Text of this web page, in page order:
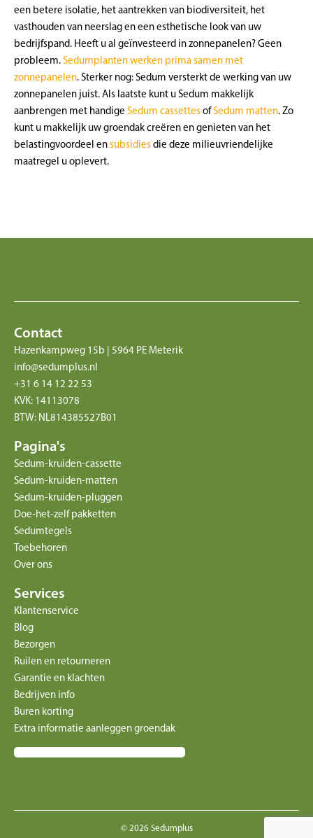
een betere isolatie, het aantrekken van biodiversiteit, het
vasthouden van neerslag en een esthetische look van uw
bedrijfspand. Heeft u al geïnvesteerd in zonnepanelen? Geen
probleem.Sedumplanten werken prima samen met
zonnepanelen. Sterker nog: Sedum versterkt de werking van uw
zonnepanelen juist. Als laatste kunt u Sedum makkelijk
aanbrengen met handige Sedum cassettesofSedum matten. Zo
kunt u makkelijk uw groendak creëren en genieten van het
belastingvoordeel ensubsidiesdie deze milieuvriendelijke
maatregel u oplevert.
Contact
Hazenkampweg 15b | 5964 PE Meterik
info@sedumplus.nl
+31 6 14 12 22 53
KVK: 14113078
BTW: NL814385527B01
Pagina's
Sedum-kruiden-cassette
Sedum-kruiden-matten
Sedum-kruiden-pluggen
Doe-het-zelf pakketten
Sedumtegels
Toebehoren
Over ons
Services
Klantenservice
Blog
Bezorgen
Ruilen en retourneren
Garantie en klachten
Bedrijven info
Buren korting
Extra informatie aanleggen groendak
© 2026 Sedumplus